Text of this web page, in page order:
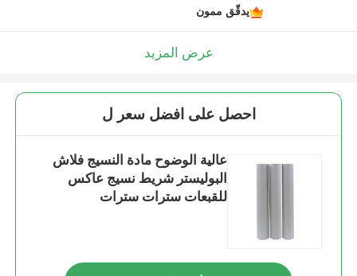
يدقّق ممون
عرض المزيد
احصل على افضل سعر ل
عالية الوضوح مادة النسيج فلاش
البوليستر شريط نسيج عاكس
للقبعات سترات سترات